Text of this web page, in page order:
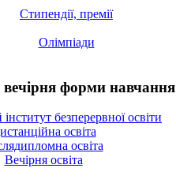
Стипендії, премії
Олімпіади
вечірня форми навчання
безперервної освіти
освіта
освіта
Вечірня освіта